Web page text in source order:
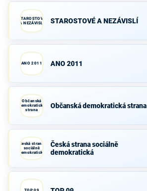
STAROSTOVÉ
A NEZÁVISLÍ
STAROSTOVÉ A NEZÁVISLÍ
ANO 2011 ANO 2011
Občanská
demokratická
strana
Občanská demokratická strana
Česká strana
sociálně
demokratická
Česká strana sociálně
demokratická